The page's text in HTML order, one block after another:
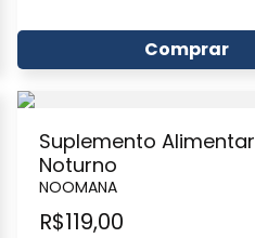
Comprar
Suplemento Alimentar
Noturno
NOOMANA
R$119,00